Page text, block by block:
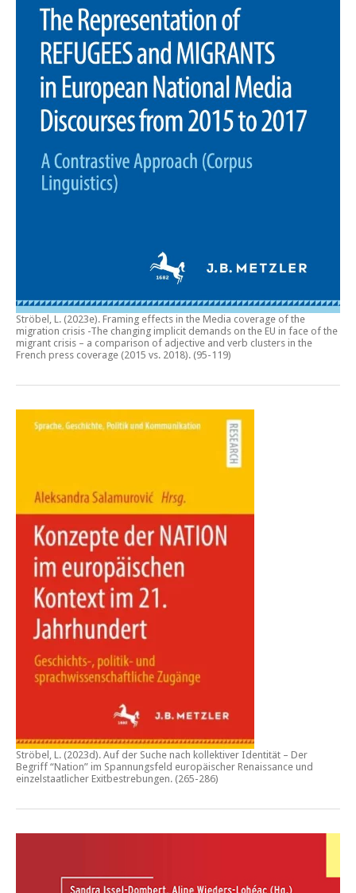
Ströbel, L. (2023e). Framing effects in the Media coverage of the
migration crisis -The changing implicit demands on the EU in face of the
migrant crisis – a comparison of adjective and verb clusters in the
French press coverage (2015 vs. 2018). (95-119)
Ströbel, L. (2023d). Auf der Suche nach kollektiver Identität – Der
Begriff “Nation” im Spannungsfeld europäischer Renaissance und
einzelstaatlicher Exitbestrebungen. (265-286)